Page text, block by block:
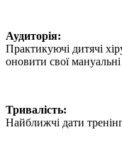
Аудиторія:
Практикуючі дитячі
оновити свої
Тривалість:
Найближчі дати